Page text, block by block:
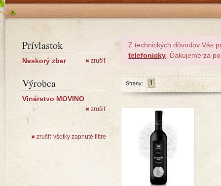
Prívlastok
Neskorý zber ✖ zrušiť
Výrobca
Vinárstvo MOVINO
✖ zrušiť
✖ zrušiť všetky zapnuté filtre
Z technických dôvodov Vás
telefonicky . Ďakujeme za
Strany: 1